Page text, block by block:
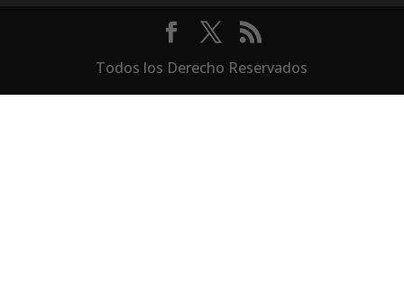
Todos los Derecho Reservados